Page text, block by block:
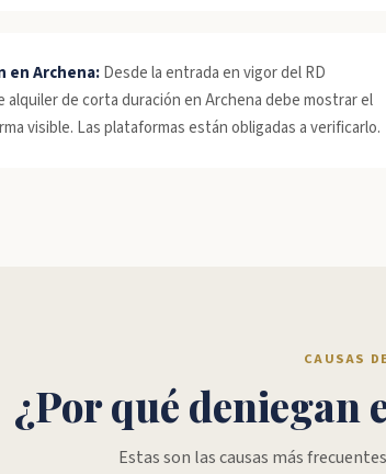
en Archena:Desde la entrada en vigor del RD
alquiler de corta duración en Archena debe mostrar el
visible. Las plataformas están obligadas a verificarlo.
CAUSAS
¿Por qué deniegan
Estas son las causas más